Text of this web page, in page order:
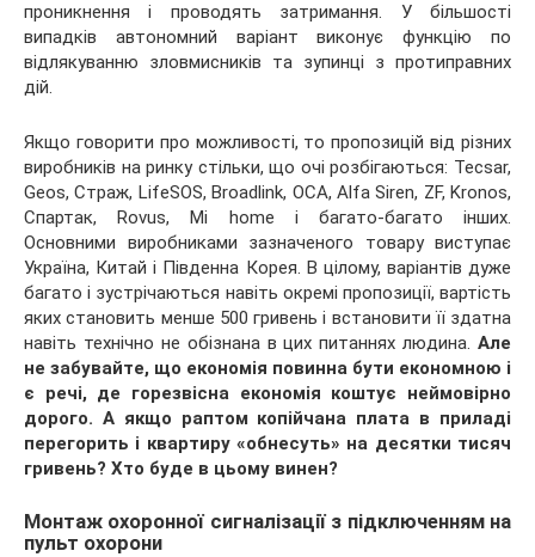
проникнення і проводять затримання. У більшості
випадків автономний варіант виконує функцію по
відлякуванню зловмисників та зупинці з протиправних
дій.
Якщо говорити про можливості, то пропозицій від різних
виробників на ринку стільки, що очі розбігаються: Tecsar,
Geos, Страж, LifeSOS, Broadlink, ОСА, Alfa Siren, ZF, Kronos,
Спартак, Rovus, Mi home і багато-багато інших.
Основними виробниками зазначеного товару виступає
Україна, Китай і Південна Корея. В цілому, варіантів дуже
багато і зустрічаються навіть окремі пропозиції, вартість
яких становить менше 500 гривень і встановити її здатна
навіть технічно не обізнана в цих питаннях людина. Але
не забувайте, що економія повинна бути економною і
є речі, де горезвісна економія коштує неймовірно
дорого. А якщо раптом копійчана плата в приладі
перегорить і квартиру «обнесуть» на десятки тисяч
гривень? Хто буде в цьому винен?
Монтаж охоронної сигналізації з підключенням на
пульт охорони